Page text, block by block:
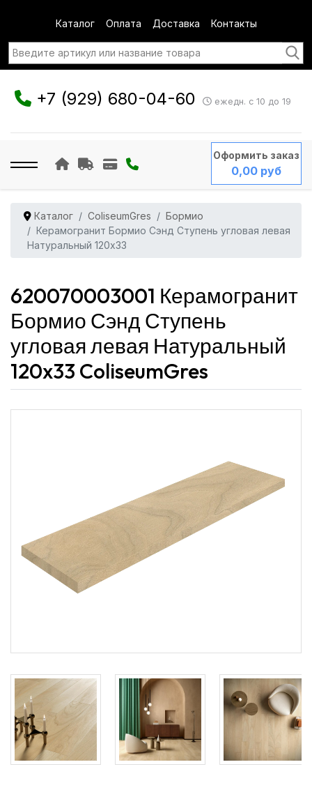
Каталог Оплата Доставка Контакты
+7 (929) 680-04-60 ежедн. с 10 до 19
Оформить заказ
0,00 руб
Каталог ColiseumGres
Бормио
Керамогранит Бормио Сэнд Ступень угловая левая
Натуральный 120x33
620070003001 Керамогранит
Бормио Сэнд Ступень
угловая левая Натуральный
120x33 ColiseumGres